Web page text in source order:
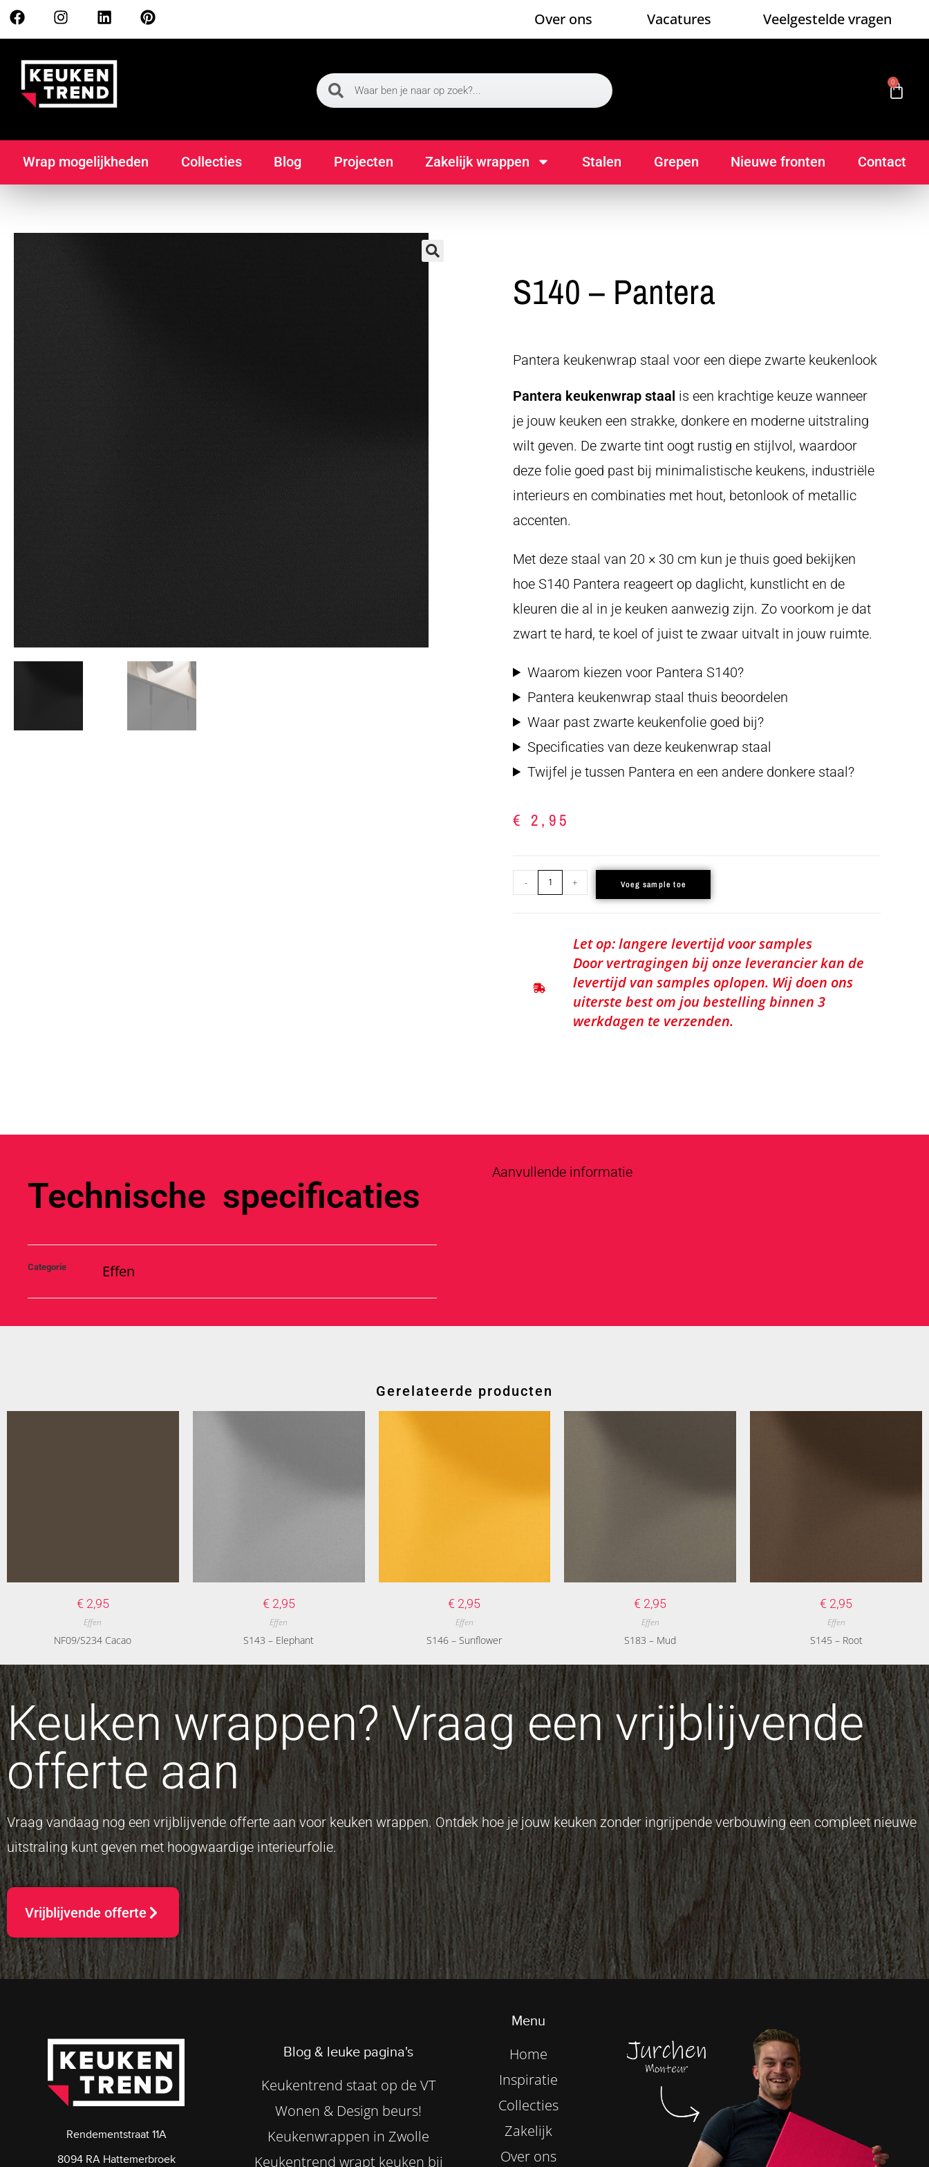
Over ons Vacatures Veelgestelde vragen
0
Wrap mogelijkheden Collecties Blog Projecten Zakelijk wrappen Stalen Grepen Nieuwe fronten Contact
S140 – Pantera
Pantera keukenwrap staal voor een diepe zwarte keukenlook
Pantera keukenwrap staal is een krachtige keuze wanneer
je jouw keuken een strakke, donkere en moderne uitstraling
wilt geven. De zwarte tint oogt rustig en stijlvol, waardoor
deze folie goed past bij minimalistische keukens, industriële
interieurs en combinaties met hout, betonlook of metallic
accenten.
Met deze staal van 20 × 30 cm kun je thuis goed bekijken
hoe S140 Pantera reageert op daglicht, kunstlicht en de
kleuren die al in je keuken aanwezig zijn. Zo voorkom je dat
zwart te hard, te koel of juist te zwaar uitvalt in jouw ruimte.
Waarom kiezen voor Pantera S140?
Pantera keukenwrap staal thuis beoordelen
Waar past zwarte keukenfolie goed bij?
Specificaties van deze keukenwrap staal
Twijfel je tussen Pantera en een andere donkere staal?
€ 2,95
- + Voeg sample toe
Let op: langere levertijd voor samples
Door vertragingen bij onze leverancier kan de
levertijd van samples oplopen. Wij doen ons
uiterste best om jou bestelling binnen 3
werkdagen te verzenden.
Technische specificaties
Categorie Effen
Aanvullende informatie
Gerelateerde producten
€ 2,95
Effen
NF09/S234 Cacao
€ 2,95
Effen
S143 – Elephant
€ 2,95
Effen
S146 – Sunflower
€ 2,95
Effen
S183 – Mud
€ 2,95
Effen
S145 – Root
Keuken wrappen? Vraag een vrijblijvende
offerte aan
Vraag vandaag nog een vrijblijvende offerte aan voor keuken wrappen. Ontdek hoe je jouw keuken zonder ingrijpende verbouwing een compleet nieuwe
uitstraling kunt geven met hoogwaardige interieurfolie.
Vrijblijvende offerte
Rendementstraat 11A
8094 RA Hattemerbroek
Blog & leuke pagina's
Keukentrend staat op de VT
Wonen & Design beurs!
Keukenwrappen in Zwolle
Keukentrend wrapt keuken bij
Menu
Home
Inspiratie
Collecties
Zakelijk
Over ons